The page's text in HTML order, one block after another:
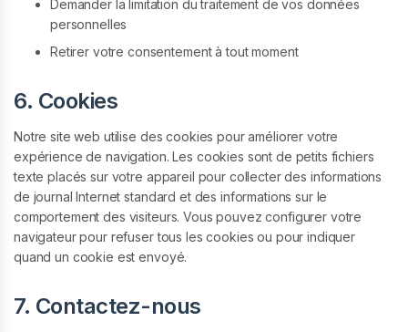
Demander la limitation du traitement de vos données
personnelles
Retirer votre consentement à tout moment
6. Cookies
Notre site web utilise des cookies pour améliorer votre
expérience de navigation. Les cookies sont de petits fichiers
texte placés sur votre appareil pour collecter des informations
de journal Internet standard et des informations sur le
comportement des visiteurs. Vous pouvez configurer votre
navigateur pour refuser tous les cookies ou pour indiquer
quand un cookie est envoyé.
7. Contactez-nous